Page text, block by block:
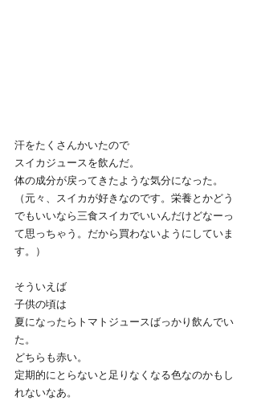
汗をたくさんかいたので
スイカジュースを飲んだ。
体の成分が戻ってきたような気分になった。
（元々、スイカが好きなのです。栄養とかどう
でもいいなら三食スイカでいいんだけどなーっ
て思っちゃう。だから買わないようにしていま
す。）
そういえば
子供の頃は
夏になったらトマトジュースばっかり飲んでい
た。
どちらも赤い。
定期的にとらないと足りなくなる色なのかもし
れないなあ。